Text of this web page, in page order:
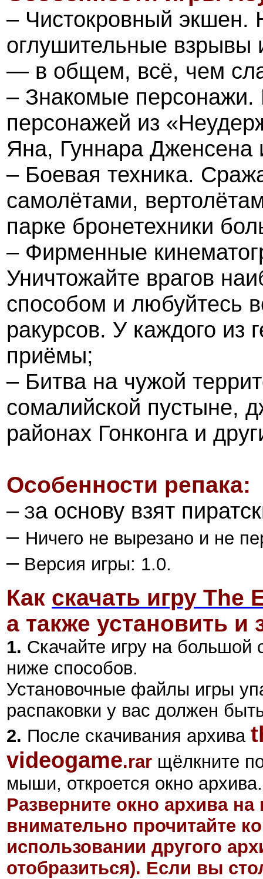
– Чистокровный экшен.
оглушительные взрывы
— в общем, всё, чем
– Знакомые персонажи.
персонажей из
Яна, Гуннара Дженсена
– Боевая техника.
самолётами,
парке бронетехники
– Фирменные
Уничтожайте врагов
способом и любуйтесь
ракурсов. У каждого
приёмы;
– Битва на чужой
сомалийской пустыне,
районах Гонконга и
Особенности репака:
–За основу взят
– Ничего не вырезано и не
–Версия игры: 1.0.
Как скачать игру The
а также установить и
1. Скачайте игру на большой
ниже способов.
Установочные файлы игры
распаковки у вас должен
2. После скачивания архива
videogame.rar щёлкните
мыши, откроется окно архива.
Разверните окно архива на
внимательно прочитайте
использовании другого
отобразиться). Если вы